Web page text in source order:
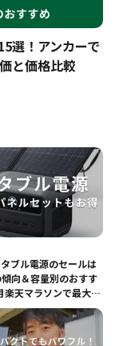
選！アンカーで
と価格比較
ブル電源のセールは
向＆容量別のおすす
楽天マラソンで最大5